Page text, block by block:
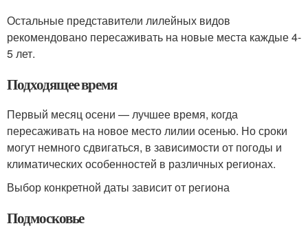
Остальные представители лилейных видов
рекомендовано пересаживать на новые места каждые 4-
5 лет.
Подходящее время
Первый месяц осени — лучшее время, когда
пересаживать на новое место лилии осенью. Но сроки
могут немного сдвигаться, в зависимости от погоды и
климатических особенностей в различных регионах.
Выбор конкретной даты зависит от региона
Подмосковье